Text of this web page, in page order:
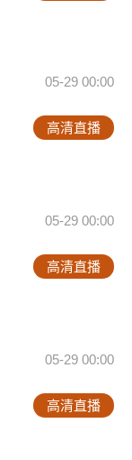
05-29 00:00
高清直播
05-29 00:00
高清直播
05-29 00:00
高清直播